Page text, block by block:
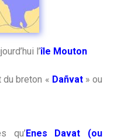
l’île Mouton
du breton « Dañvat » ou
qu’Enes Davat (ou